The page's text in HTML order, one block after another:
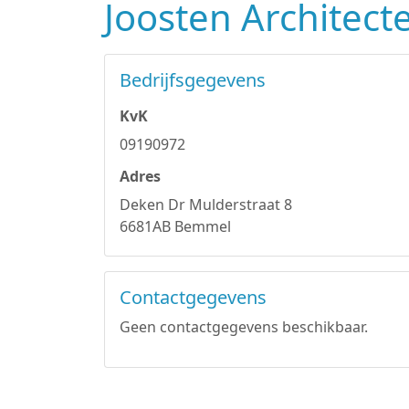
Joosten
Bedrijfsgegevens
KvK
09190972
Adres
Deken Dr Mulderstraat 8
6681AB Bemmel
Contactgegevens
Geen contactgegevens beschikbaar.